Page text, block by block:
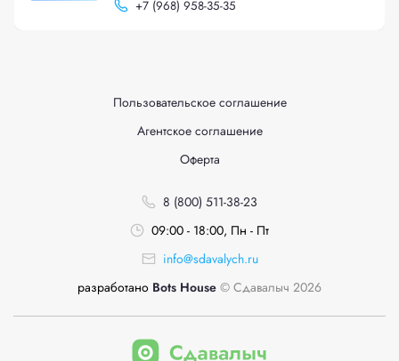
+7 (968) 958-35-35
Пользовательское соглашение
Агентское соглашение
Оферта
8 (800) 511-38-23
09:00 - 18:00, Пн - Пт
info@sdavalych.ru
разработано Bots House © Сдавалыч 2026